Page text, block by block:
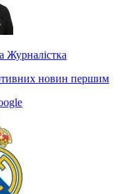
Журналістка
новин першим